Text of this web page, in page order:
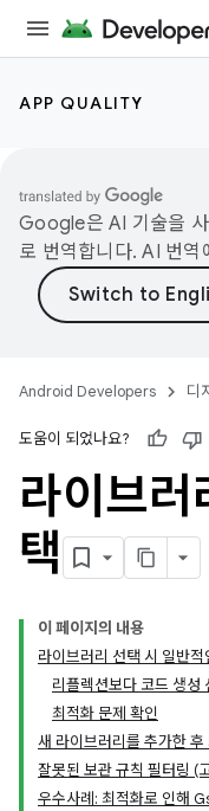
APP QUALITY
Google은 AI 기술을
로 번역합니다. AI 번역
Android Developers 디
도움이 되었나요?
라이브러
택
이 페이지의 내용
라이브러리 선택 시 일반적
리플렉션보다 코드 생성
최적화 문제 확인
새 라이브러리를 추가한 후
잘못된 보관 규칙 필터링 (
우수사례: 최적화로 인해